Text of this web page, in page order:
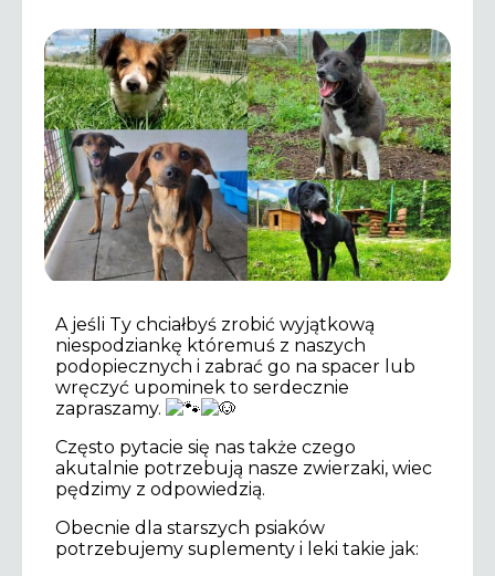
A jeśli Ty chciałbyś zrobić wyjątkową
niespodziankę któremuś z naszych
podopiecznych i zabrać go na spacer lub
wręczyć upominek to serdecznie
zapraszamy.
Często pytacie się nas także czego
akutalnie potrzebują nasze zwierzaki, wiec
pędzimy z odpowiedzią.
Obecnie dla starszych psiaków
potrzebujemy suplementy i leki takie jak: